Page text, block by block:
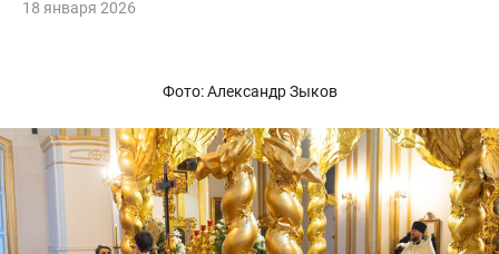
18 января 2026
Фото: Александр Зыков